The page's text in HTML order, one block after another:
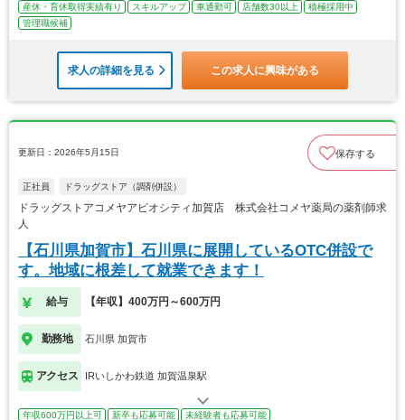
産休・育休取得実績有り
スキルアップ 車通勤可 店舗数30以上
積極採用中
管理職候補
求人の詳細を見る この求人に興味がある
更新日：2026年5月15日 保存する
正社員 ドラッグストア（調剤併設）
ドラッグストアコメヤアビオシティ加賀店 株式会社コメヤ薬局の薬剤師求
人
【石川県加賀市】石川県に展開しているOTC併設で
す。地域に根差して就業できます！
給与 【年収】400万円～600万円
勤務地 石川県 加賀市
アクセス IRいしかわ鉄道 加賀温泉駅
年収600万円以上可 新卒も応募可能
未経験者も応募可能